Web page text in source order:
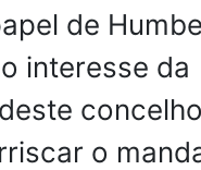
de
interesse da
o